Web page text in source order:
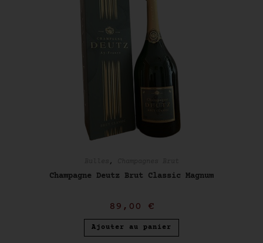
,
Champagne Deutz Brut Classic Magnum
89,00 €
Ajouter au panier